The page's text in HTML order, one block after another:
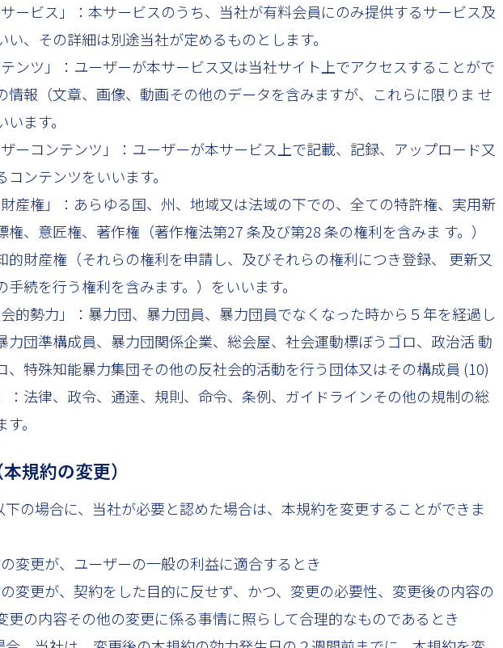
ービス」：本サービスのうち、当社が有料会員にのみ提供するサービス及
い、その詳細は別途当社が定めるものとします。
ンツ」：ユーザーが本サービス又は当社サイト上でアクセスすることがで
情報（文章、画像、動画その他のデータを含みますが、これらに限りま せ
ます。
ーコンテンツ」：ユーザーが本サービス上で記載、記録、アップロード又
コンテンツをいいます。
産権」：あらゆる国、州、地域又は法域の下での、全ての特許権、実用新
権、意匠権、著作権（著作権法第27 条及び第28 条の権利を含みま す。）
的財産権（それらの権利を申請し、及びそれらの権利につき登録、 更新又
手続を行う権利を含みます。）をいいます。
的勢力」：暴力団、暴力団員、暴力団員でなくなった時から５年を経過し
力団準構成員、暴力団関係企業、総会屋、社会運動標ぼうゴロ、政治活 動
、特殊知能暴力集団その他の反社会的活動を行う団体又はその構成員 (10)
：法律、政令、通達、規則、命令、条例、ガイドラインその他の規制の総
。
規約の変更）
下の場合に、当社が必要と認めた場合は、本規約を変更することができま
変更が、ユーザーの一般の利益に適合するとき
変更が、契約をした目的に反せず、かつ、変更の必要性、変更後の内容の
更の内容その他の変更に係る事情に照らして合理的なものであるとき